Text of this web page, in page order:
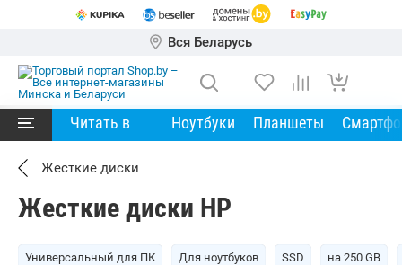
Вся Беларусь
Читать в Ноутбуки Планшеты
Жесткие диски
Жесткие диски HP
Универсальный для ПК Для ноутбуков SSD на 250 GB